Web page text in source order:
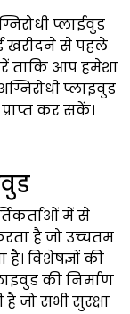
प्लाईवुड
खरीदने से पहले
ताकि आप हमेशा
प्लाइवुड
कर सकें।
में से
है जो उच्चतम
विशेषज्ञों की
की निर्माण
है जो सभी सुरक्षा